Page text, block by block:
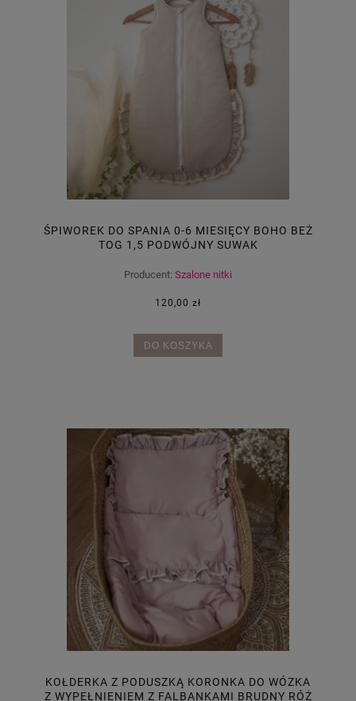
ŚPIWOREK DO SPANIA 0-6 MIESIĘCY BOHO BEŻ
TOG 1,5 PODWÓJNY SUWAK
Producent: Szalone nitki
120,00 zł
DO KOSZYKA
KOŁDERKA Z PODUSZKĄ KORONKA DO WÓZKA
Z WYPEŁNIENIEM Z FALBANKAMI BRUDNY RÓŻ